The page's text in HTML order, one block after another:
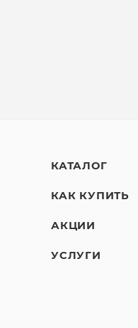
КАТАЛОГ
КАК КУПИТЬ
АКЦИИ
УСЛУГИ